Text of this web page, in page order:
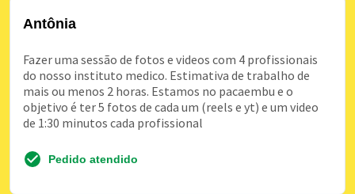
Antônia
Fazer uma sessão de fotos e videos com 4 profissionais
do nosso instituto medico. Estimativa de trabalho de
mais ou menos 2 horas. Estamos no pacaembu e o
objetivo é ter 5 fotos de cada um (reels e yt) e um video
de 1:30 minutos cada profissional
Pedido atendido